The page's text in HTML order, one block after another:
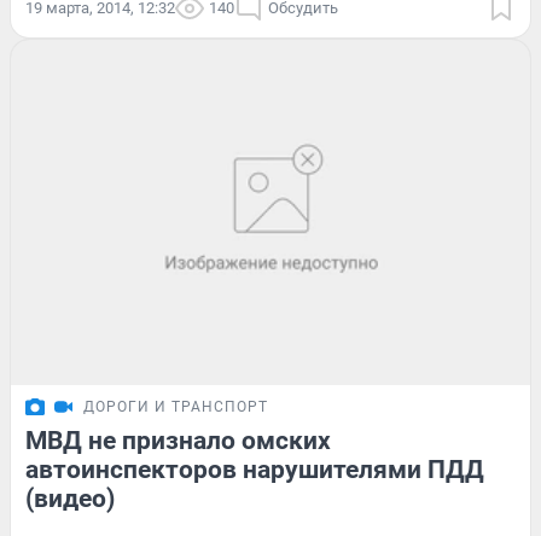
19 марта, 2014, 12:32 140 Обсудить
ДОРОГИ И ТРАНСПОРТ
МВД не признало омских
автоинспекторов нарушителями ПДД
(видео)